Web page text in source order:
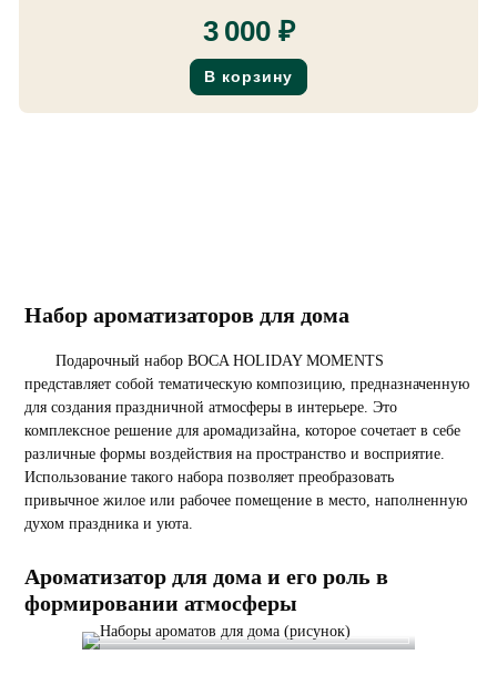
3 000 ₽
В корзину
Набор ароматизаторов для дома
Подарочный набор BOCA HOLIDAY MOMENTS
представляет собой тематическую композицию, предназначенную
для создания праздничной атмосферы в интерьере. Это
комплексное решение для аромадизайна, которое сочетает в себе
различные формы воздействия на пространство и восприятие.
Использование такого набора позволяет преобразовать
привычное жилое или рабочее помещение в место, наполненную
духом праздника и уюта.
Ароматизатор для дома и его роль в
формировании атмосферы